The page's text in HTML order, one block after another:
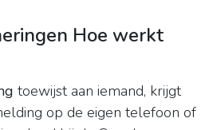
Hoe werkt
toewijst aan iemand, krijgt
op de eigen telefoon of